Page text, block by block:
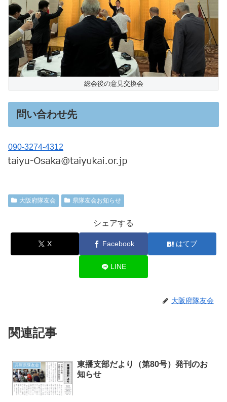
総会後の意見交換会
問い合わせ先
090-3274-4312
大阪府隊友会 県隊友会お知らせ
シェアする
X Facebook はてブ
LINE
大阪府隊友会
関連記事
兵庫県隊友会
東播支部だより（第80号）発刊のお
知らせ